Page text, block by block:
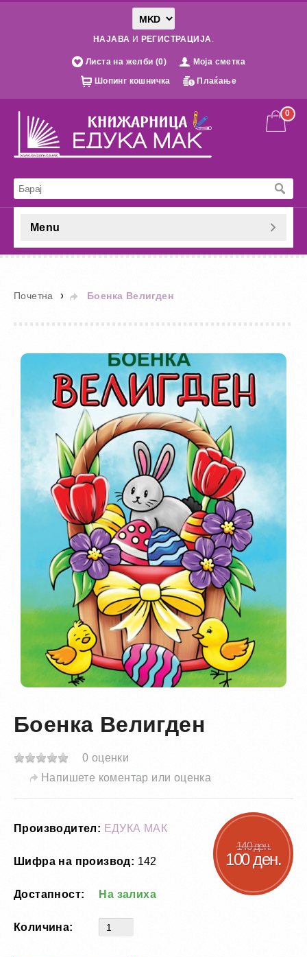
НАЈАВА И РЕГИСТРАЦИЈА.
Листа на желби (0)
Моја сметка
Шопинг кошничка
Плаќање
0
Menu
Почетна » Боенка Велигден
Боенка Велигден
0 оценки
Напишете коментар или оценка
140 ден.
100 ден.
Производител: ЕДУКА МАК
Шифра на производ: 142
Достапност: На залиха
Количина: